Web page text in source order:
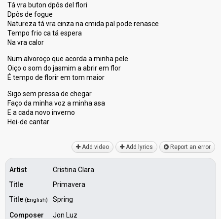
Tá vra buton dpôs del flori
Dpôs de fogue
Natureza tá vra cinza na cmida pal pode renasce
Tempo frio ca tá espera
Na vra calor
Num alvoroço que acorda a minha pele
Oiço o som do jasmim a abrir em flor
É tempo de florir em tom maior
Sigo sem pressa de chegar
Faço da minha voz a minha aѕa
E a cada novo inverno
Hei-de cantаr
Add video Add lyrics Report an error
Artist
Cristina Clara
Title
Primavera
Title (English)
Spring
Composer
Jon Luz